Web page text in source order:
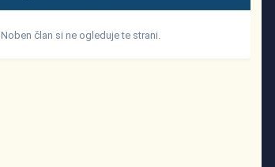
Noben član si ne ogleduje te strani.